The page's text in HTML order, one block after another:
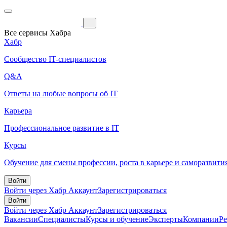
Все сервисы Хабра
Хабр
Сообщество IT-специалистов
Q&A
Ответы на любые вопросы об IT
Карьера
Профессиональное развитие в IT
Курсы
Обучение для смены профессии, роста в карьере и
Войти
Войти через Хабр АккаунтЗарегистрироваться
Войти
Войти через Хабр АккаунтЗарегистрироваться
ВакансииСпециалистыКурсы и обучениеЭкспертыКомпании